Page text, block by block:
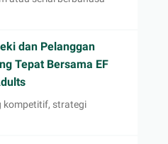
dan Pelanggan
Tepat Bersama EF
kompetitif, strategi